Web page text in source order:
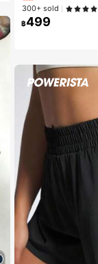
เกือบหมดแล้ว!
เกือบหมดแล้ว!
#1 ขายดี
300+ sold
฿499